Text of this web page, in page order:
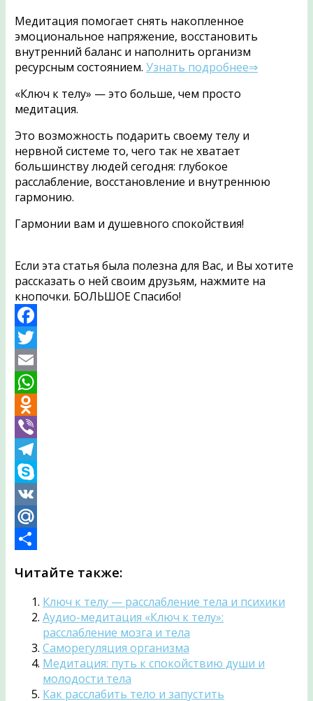
Медитация помогает снять накопленное
эмоциональное напряжение, восстановить
внутренний баланс и наполнить организм
ресурсным состоянием. Узнать подробнее⇒
«Ключ к телу» — это больше, чем просто
медитация.
Это возможность подарить своему телу и
нервной системе то, чего так не хватает
большинству людей сегодня: глубокое
расслабление, восстановление и внутреннюю
гармонию.
Гармонии вам и душевного спокойствия!
Если эта статья была полезна для Вас, и Вы хотите
рассказать о ней своим друзьям, нажмите на
кнопочки. БОЛЬШОЕ Спасибо!
Facebook
Twitter
Email
WhatsApp
Odnoklassniki
Viber
Telegram
Skype
VK
Mail.Ru
Читайте также:
Ключ к телу — расслабление тела и психики
Аудио-медитация «Ключ к телу»:
расслабление мозга и тела
Саморегуляция организма
Медитация: путь к спокойствию души и
молодости тела
Как расслабить тело и запустить